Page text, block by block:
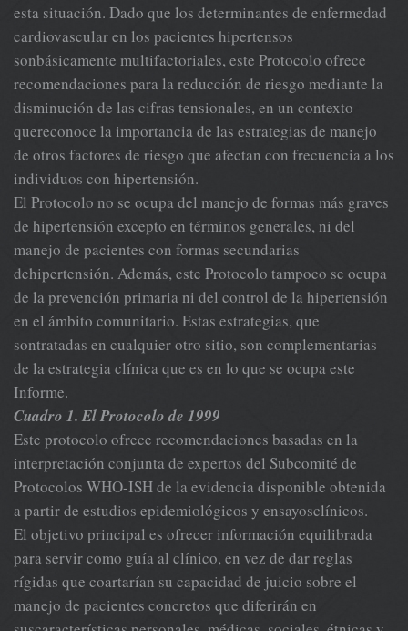
esta situación. Dado que los determinantes de enfermedad
cardiovascular en los pacientes hipertensos
sonbásicamente multifactoriales, este Protocolo ofrece
recomendaciones para la reducción de riesgo mediante la
disminución de las cifras tensionales, en un contexto
quereconoce la importancia de las estrategias de manejo
de otros factores de riesgo que afectan con frecuencia a los
individuos con hipertensión.
El Protocolo no se ocupa del manejo de formas más graves
de hipertensión excepto en términos generales, ni del
manejo de pacientes con formas secundarias
dehipertensión. Además, este Protocolo tampoco se ocupa
de la prevención primaria ni del control de la hipertensión
en el ámbito comunitario. Estas estrategias, que
sontratadas en cualquier otro sitio, son complementarias
de la estrategia clínica que es en lo que se ocupa este
Informe.
Cuadro 1. El Protocolo de 1999
Este protocolo ofrece recomendaciones basadas en la
interpretación conjunta de expertos del Subcomité de
Protocolos WHO-ISH de la evidencia disponible obtenida
a partir de estudios epidemiológicos y ensayosclínicos.
El objetivo principal es ofrecer información equilibrada
para servir como guía al clínico, en vez de dar reglas
rígidas que coartarían su capacidad de juicio sobre el
manejo de pacientes concretos que diferirán en